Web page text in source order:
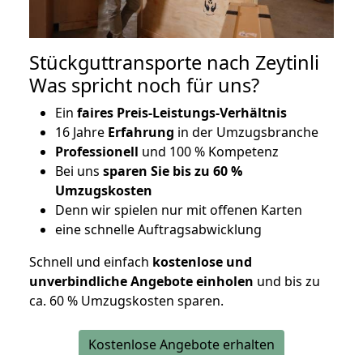
Stückguttransporte nach Zeytinli
Was spricht noch für uns?
Ein faires Preis-Leistungs-Verhältnis
16 Jahre Erfahrung in der Umzugsbranche
Professionell und 100 % Kompetenz
Bei uns sparen Sie bis zu 60 %
Umzugskosten
Denn wir spielen nur mit offenen Karten
eine schnelle Auftragsabwicklung
Schnell und einfach kostenlose und
unverbindliche Angebote einholen und bis zu
ca. 60 % Umzugskosten sparen.
Kostenlose Angebote erhalten